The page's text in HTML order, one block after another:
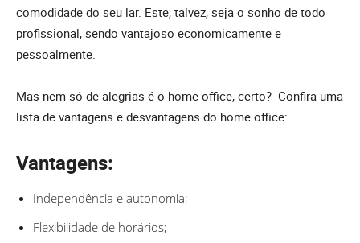
comodidade do seu lar. Este, talvez, seja o sonho de todo
profissional, sendo vantajoso economicamente e
pessoalmente.
Mas nem só de alegrias é o home office, certo? Confira uma
lista de vantagens e desvantagens do home office:
Vantagens:
Independência e autonomia;
Flexibilidade de horários;